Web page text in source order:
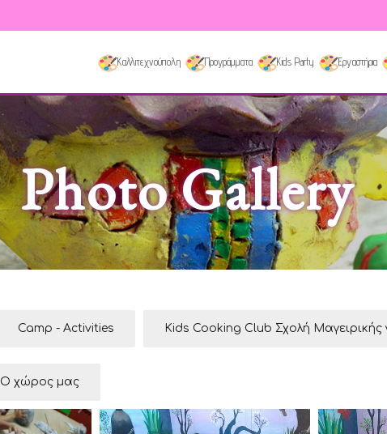
Καλλιτεχνούπολη Προγράμματα Kids Party Εργαστήρια
Photo Gallery
Camp - Activities Kids Cooking Club Σχολή Μαγειρικής
Ο χώρος μας